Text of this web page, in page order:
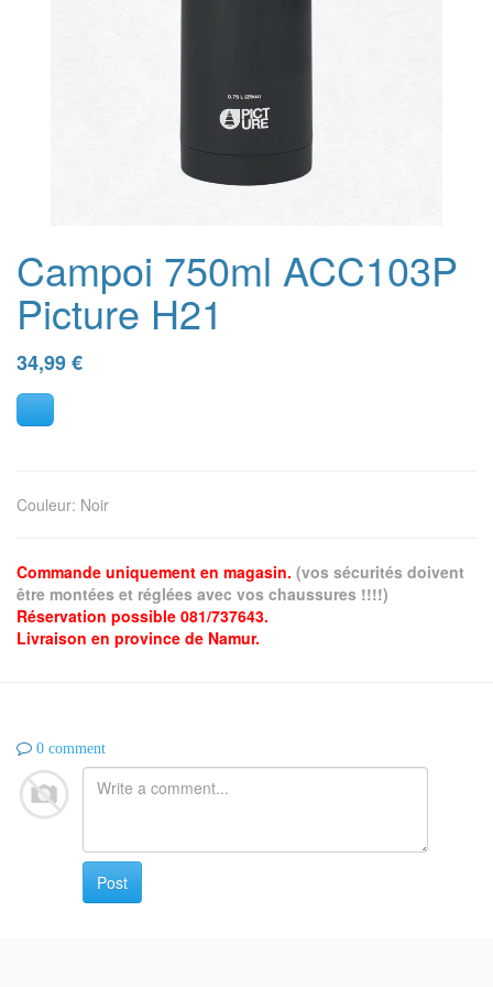
Campoi 750ml ACC103P
Picture H21
34,99€
Couleur: Noir
Commande uniquement en magasin. (vos sécurités doivent
être montées et réglées avec vos chaussures !!!!)
Réservation possible 081/737643.
Livraison en province de Namur.
0 comment
Post